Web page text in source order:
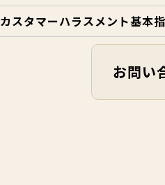
カスタマーハラスメント基本
お問い